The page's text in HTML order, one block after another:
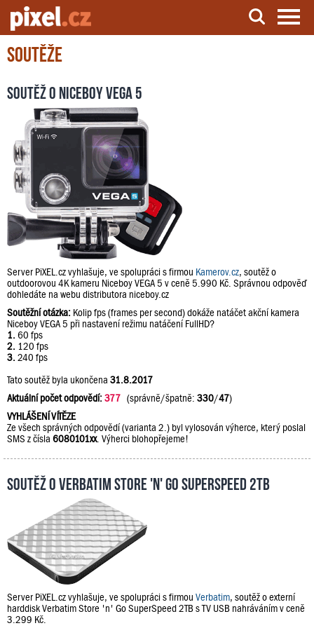
Server o natáčení a zpracování videa
Soutěže
Soutěž o Niceboy VEGA 5
Server PiXEL.cz vyhlašuje, ve spolupráci s firmou Kamerov.cz, soutěž o
outdoorovou 4K kameru Niceboy VEGA 5 v ceně 5.990 Kč. Správnou odpověď
dohledáte na webu distributora niceboy.cz
Soutěžní otázka: Kolip fps (frames per second) dokáže natáčet akční kamera
Niceboy VEGA 5 při nastavení režimu natáčení FullHD?
1. 60 fps
2. 120 fps
3. 240 fps
Tato soutěž byla ukončena 31.8.2017
Aktuální počet odpovědí:377 (správně/špatně: 330/47)
VYHLÁŠENÍ VÍTĚZE
Ze všech správných odpovědí (varianta 2.) byl vylosován výherce, který poslal
SMS z čísla 6080101xx. Výherci blohopřejeme!
Soutěž o Verbatim Store 'n' Go SuperSpeed 2TB
Server PiXEL.cz vyhlašuje, ve spolupráci s firmou Verbatim, soutěž o externí
harddisk Verbatim Store 'n' Go SuperSpeed 2TB s TV USB nahráváním v ceně
3.299 Kč.